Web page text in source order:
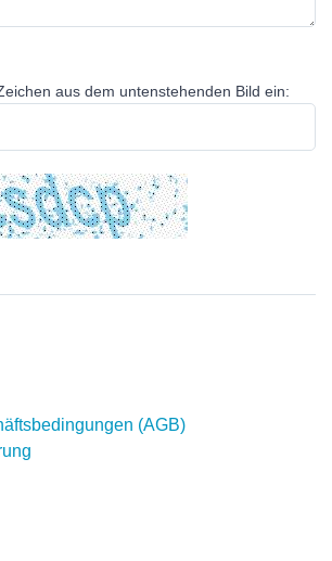
aus dem untenstehenden Bild ein:
(AGB)